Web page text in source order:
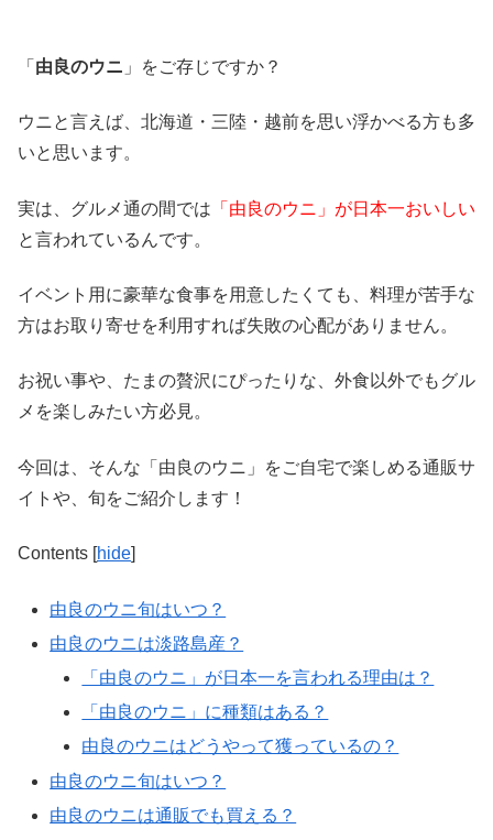
「 由良のウニ 」をご存じですか？
ウニと言えば、北海道・三陸・越前を思い浮かべる方も多
いと思います。
実は、グルメ通の間では 「由良のウニ」が日本一おいしい
と言われているんです。
イベント用に豪華な食事を用意したくても、料理が苦手な
方はお取り寄せを利用すれば失敗の心配がありません。
お祝い事や、たまの贅沢にぴったりな、外食以外でもグル
メを楽しみたい方必見。
今回は、そんな「由良のウニ」をご自宅で楽しめる通販サ
イトや、旬をご紹介します！
Contents [hide]
由良のウニ旬はいつ？
由良のウニは淡路島産？
「由良のウニ」が日本一を言われる理由は？
「由良のウニ」に種類はある？
由良のウニはどうやって獲っているの？
由良のウニ旬はいつ？
由良のウニは通販でも買える？